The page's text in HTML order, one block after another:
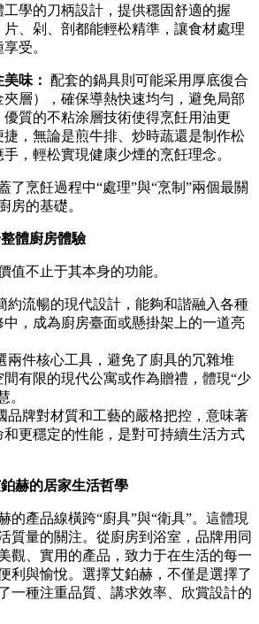
學的刀柄設計，提供穩固舒適的握
、剁、剖都能輕松精準，讓食材處理
受。
味： 配套的鍋具則可能采用厚底復合
層），確保導熱快速均勻，避免局部
質的不粘涂層技術使得烹飪用油更
捷，無論是煎牛排、炒時蔬還是制作松
，輕松實現健康少煙的烹飪理念。
了烹飪過程中“處理”與“烹制”兩個最關
房的基礎。
體廚房體驗
值不止于其本身的功能。
約流暢的現代設計，能夠和諧融入各種
中，成為廚房臺面或懸掛架上的一道亮
兩件核心工具，避免了廚具的冗雜堆
有限的現代公寓或作為贈禮，體現“少
。
品牌對材質和工藝的嚴格把控，意味著
更穩定的性能，是對可持續生活方式
赫的居家生活哲學
的產品線橫跨“廚具”與“衛具”。這體現
質量的關注。從廚房到浴室，品牌用同
觀、實用的產品，致力于在生活的每一
利與愉悅。選擇艾鉑赫，不僅是選擇了
一種注重品質、講求效率、欣賞設計的